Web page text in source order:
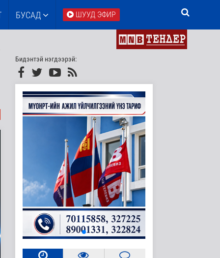
БУСАД ШУУД ЭФИР
Бидэнтэй нэгдээрэй: